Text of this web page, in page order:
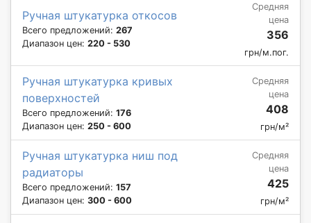
Ручная штукатурка откосов
Всего предложений: 267
Диапазон цен: 220 - 530
Средняя
цена
356
грн/м.пог.
Ручная штукатурка кривых
поверхностей
Всего предложений: 176
Диапазон цен: 250 - 600
Средняя
цена
408
грн/м²
Ручная штукатурка ниш под
радиаторы
Всего предложений: 157
Диапазон цен: 300 - 600
Средняя
цена
425
грн/м²